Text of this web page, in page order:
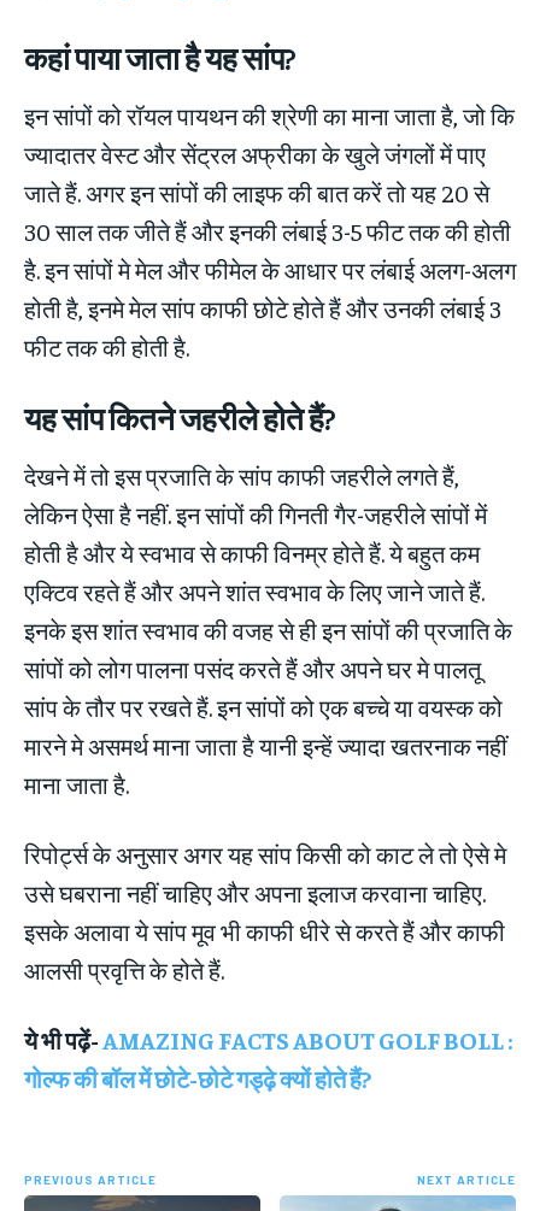
कहां पाया जाता है यह सांप?
इन सांपों को रॉयल पायथन की श्रेणी का माना जाता है, जो कि
ज्यादातर वेस्ट और सेंट्रल अफ्रीका के खुले जंगलों में पाए
जाते हैं. अगर इन सांपों की लाइफ की बात करें तो यह 20 से
30 साल तक जीते हैं और इनकी लंबाई 3-5 फीट तक की होती
है. इन सांपों मे मेल और फीमेल के आधार पर लंबाई अलग-अलग
होती है, इनमे मेल सांप काफी छोटे होते हैं और उनकी लंबाई 3
फीट तक की होती है.
यह सांप कितने जहरीले होते हैं?
देखने में तो इस प्रजाति के सांप काफी जहरीले लगते हैं,
लेकिन ऐसा है नहीं. इन सांपों की गिनती गैर-जहरीले सांपों में
होती है और ये स्वभाव से काफी विनम्र होते हैं. ये बहुत कम
एक्टिव रहते हैं और अपने शांत स्वभाव के लिए जाने जाते हैं.
इनके इस शांत स्वभाव की वजह से ही इन सांपों की प्रजाति के
सांपों को लोग पालना पसंद करते हैं और अपने घर मे पालतू
सांप के तौर पर रखते हैं. इन सांपों को एक बच्चे या वयस्क को
मारने मे असमर्थ माना जाता है यानी इन्हें ज्यादा खतरनाक नहीं
माना जाता है.
रिपोर्ट्स के अनुसार अगर यह सांप किसी को काट ले तो ऐसे मे
उसे घबराना नहीं चाहिए और अपना इलाज करवाना चाहिए.
इसके अलावा ये सांप मूव भी काफी धीरे से करते हैं और काफी
आलसी प्रवृत्ति के होते हैं.
ये भी पढ़ें-AMAZING FACTS ABOUT GOLF BOLL :
गोल्फ की बॉल में छोटे-छोटे गड्ढ़े क्यों होते हैं?
PREVIOUS ARTICLE NEXT ARTICLE